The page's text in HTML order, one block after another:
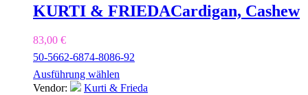
KURTI & FRIEDACardigan, Cashew
83,00 €
50-5662-6874-8086-92
Ausführung wählen
Vendor:
Kurti & Frieda